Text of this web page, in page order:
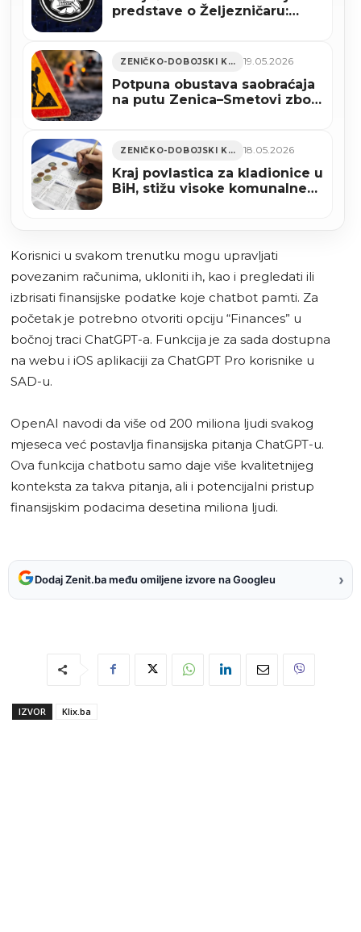
predstave o Željezničaru:
ZENIČKO-DOBOJSKI KANTON 19.05.2026
Potpuna obustava saobraćaja
na putu Zenica–Smetovi zbog
ZENIČKO-DOBOJSKI KANTON 18.05.2026
Kraj povlastica za kladionice u
BiH, stižu visoke komunalne
Korisnici u svakom trenutku mogu upravljati
povezanim računima, ukloniti ih, kao i pregledati ili
izbrisati finansijske podatke koje chatbot pamti. Za
početak je potrebno otvoriti opciju “Finances” u
bočnoj traci ChatGPT-a. Funkcija je za sada dostupna
na webu i iOS aplikaciji za ChatGPT Pro korisnike u
SAD-u.
OpenAI navodi da više od 200 miliona ljudi svakog
mjeseca već postavlja finansijska pitanja ChatGPT-u.
Ova funkcija chatbotu samo daje više kvalitetnijeg
konteksta za takva pitanja, ali i potencijalni pristup
finansijskim podacima desetina miliona ljudi.
Dodaj Zenit.ba među omiljene izvore na Googleu ›
IZVOR Klix.ba